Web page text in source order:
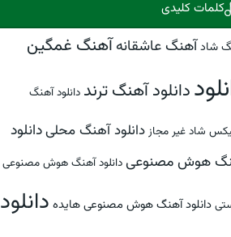
کلمات کلیدی
شادآهنگ عاشقانهآهنگ غمگین
دانلود آهنگ ترند دانلود آهنگ
شاد غیر مجاز دانلود آهنگ محلیدانلود
هوش مصنوعی دانلود آهنگ هوش مصنوعی
دانلود آهنگ هوش مصنوعی هایده دانلود